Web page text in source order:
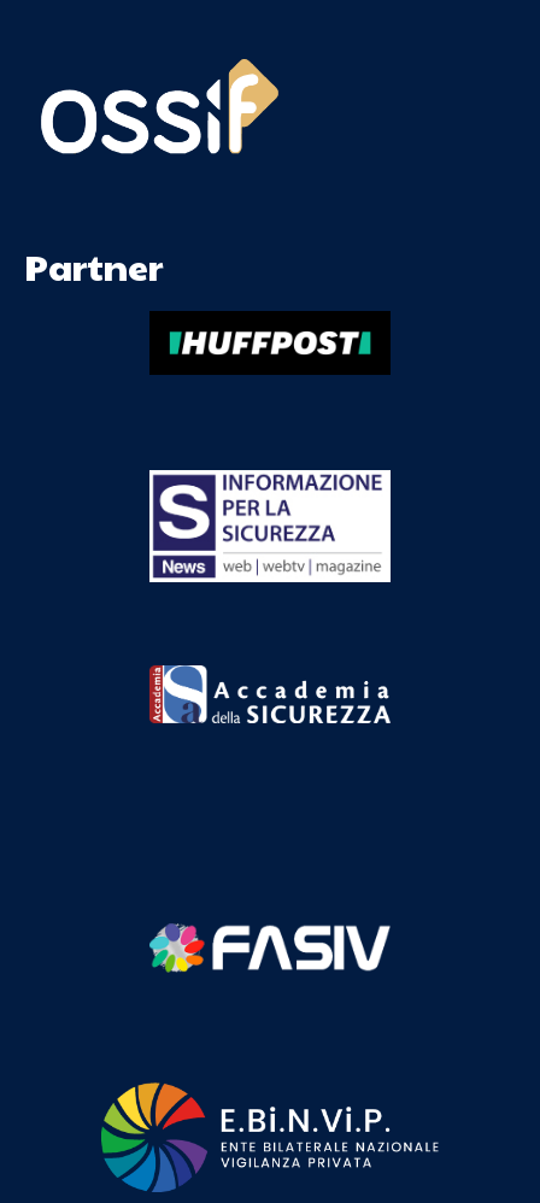
Partner